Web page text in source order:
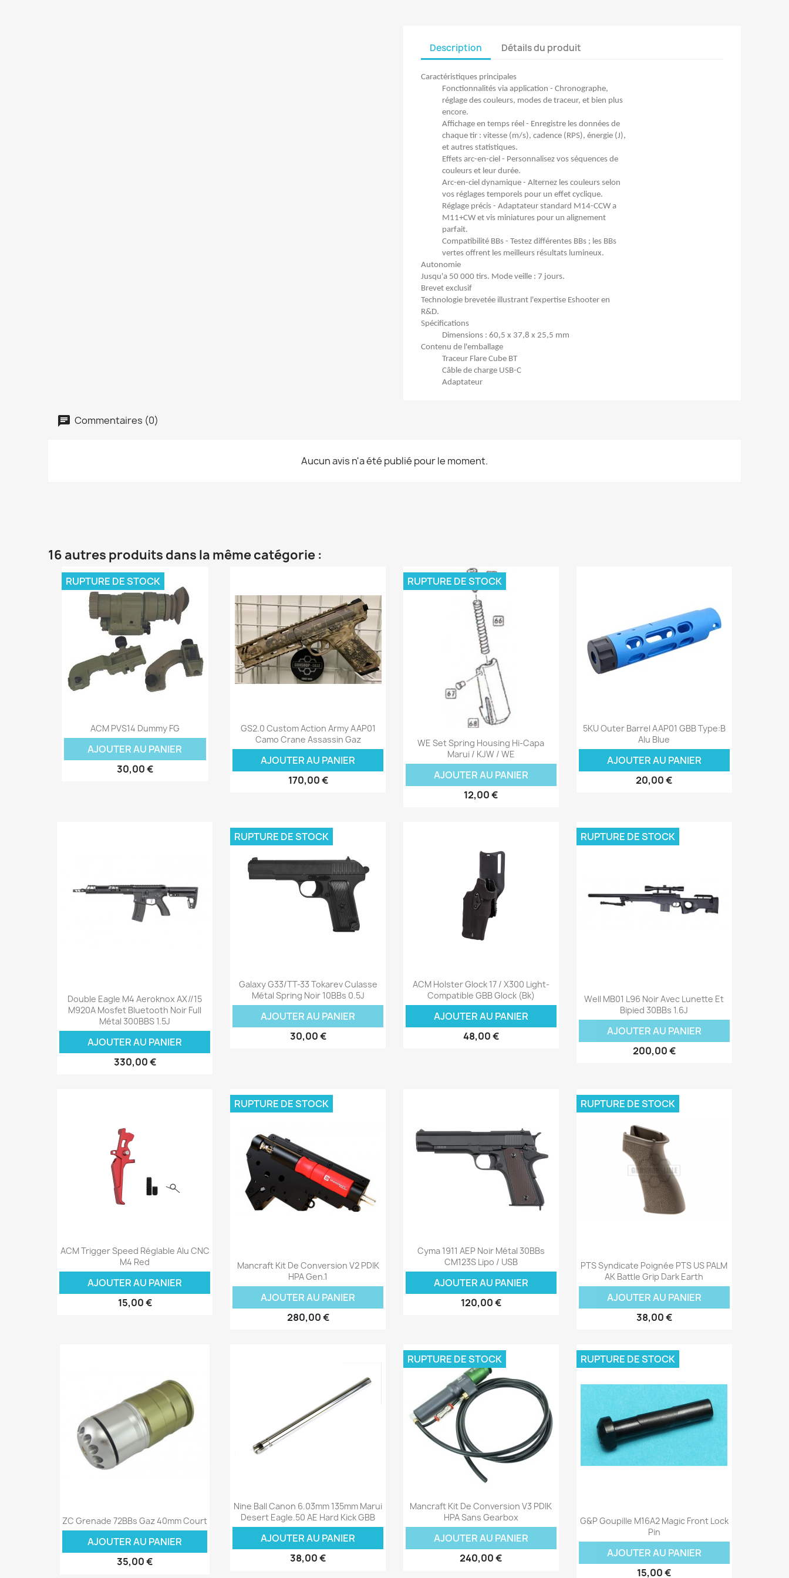
Description Détails du produit
Caractéristiques principales
Fonctionnalités via application - Chronographe,
réglage des couleurs, modes de traceur, et bien plus
encore.
Affichage en temps réel - Enregistre les données de
chaque tir : vitesse (m/s), cadence (RPS), énergie (J),
et autres statistiques.
Effets arc-en-ciel - Personnalisez vos séquences de
couleurs et leur durée.
Arc-en-ciel dynamique - Alternez les couleurs selon
vos réglages temporels pour un effet cyclique.
Réglage précis - Adaptateur standard M14-CCW a
M11+CW et vis miniatures pour un alignement
parfait.
Compatibilité BBs - Testez différentes BBs ; les BBs
vertes offrent les meilleurs résultats lumineux.
Autonomie
Jusqu'a 50 000 tirs. Mode veille : 7 jours.
Brevet exclusif
Technologie brevetée illustrant l'expertise Eshooter en
R&D.
Spécifications
Dimensions : 60,5 x 37,8 x 25,5 mm
Contenu de l'emballage
Traceur Flare Cube BT
Câble de charge USB-C
Adaptateur
Commentaires (0)
Aucun avis n'a été publié pour le moment.
16 autres produits dans la même catégorie :
Aperçu rapide
ACM PVS14 Dummy FG
AJOUTER AU PANIER
30,00 €
RUPTURE DE STOCK
Aperçu rapide
GS2.0 Custom Action Army AAP01
Camo Crane Assassin Gaz
AJOUTER AU PANIER
170,00 €
Aperçu rapide
WE Set Spring Housing Hi-Capa
Marui / KJW / WE
AJOUTER AU PANIER
12,00 €
RUPTURE DE STOCK
Aperçu rapide
5KU Outer Barrel AAP01 GBB Type:B
Alu Blue
AJOUTER AU PANIER
20,00 €
Aperçu rapide
Double Eagle M4 Aeroknox AX//15
M920A Mosfet Bluetooth Noir Full
Métal 300BBS 1.5J
AJOUTER AU PANIER
330,00 €
Aperçu rapide
Galaxy G33/TT-33 Tokarev Culasse
Métal Spring Noir 10BBs 0.5J
AJOUTER AU PANIER
30,00 €
RUPTURE DE STOCK
Aperçu rapide
ACM Holster Glock 17 / X300 Light-
Compatible GBB Glock (Bk)
AJOUTER AU PANIER
48,00 €
 Aperçu rapide
Well MB01 L96 Noir Avec Lunette Et
Bipied 30BBs 1.6J
AJOUTER AU PANIER
200,00 €
RUPTURE DE STOCK
Aperçu rapide
ACM Trigger Speed Réglable Alu CNC
M4 Red
AJOUTER AU PANIER
15,00 €
Aperçu rapide
Mancraft Kit De Conversion V2 PDIK
HPA Gen.1
AJOUTER AU PANIER
280,00 €
RUPTURE DE STOCK
Aperçu rapide
Cyma 1911 AEP Noir Métal 30BBs
CM123S Lipo / USB
AJOUTER AU PANIER
120,00 €
Aperçu rapide
PTS Syndicate Poignée PTS US PALM
AK Battle Grip Dark Earth
AJOUTER AU PANIER
38,00 €
RUPTURE DE STOCK
Aperçu rapide
ZC Grenade 72BBs Gaz 40mm Court
AJOUTER AU PANIER
35,00 €
Aperçu rapide
Nine Ball Canon 6.03mm 135mm Marui
Desert Eagle.50 AE Hard Kick GBB
AJOUTER AU PANIER
38,00 €
Aperçu rapide
Mancraft Kit De Conversion V3 PDIK
HPA Sans Gearbox
AJOUTER AU PANIER
240,00 €
RUPTURE DE STOCK
Aperçu rapide
G&P Goupille M16A2 Magic Front Lock
Pin
AJOUTER AU PANIER
15,00 €
RUPTURE DE STOCK